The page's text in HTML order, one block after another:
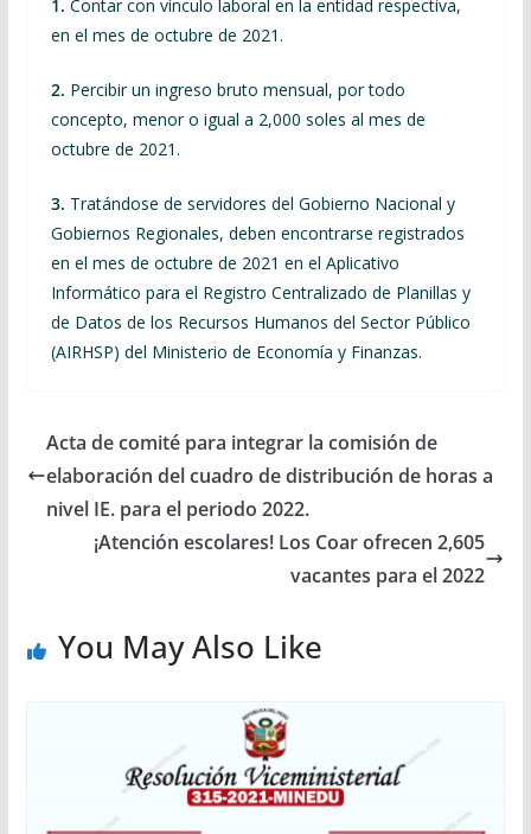
1. Contar con vínculo laboral en la entidad respectiva,
en el mes de octubre de 2021.
2. Percibir un ingreso bruto mensual, por todo
concepto, menor o igual a 2,000 soles al mes de
octubre de 2021.
3. Tratándose de servidores del Gobierno Nacional y
Gobiernos Regionales, deben encontrarse registrados
en el mes de octubre de 2021 en el Aplicativo
Informático para el Registro Centralizado de Planillas y
de Datos de los Recursos Humanos del Sector Público
(AIRHSP) del Ministerio de Economía y Finanzas.
Acta de comité para integrar la comisión de
elaboración del cuadro de distribución de horas a
nivel IE. para el periodo 2022.
¡Atención escolares! Los Coar ofrecen 2,605
vacantes para el 2022
You May Also Like